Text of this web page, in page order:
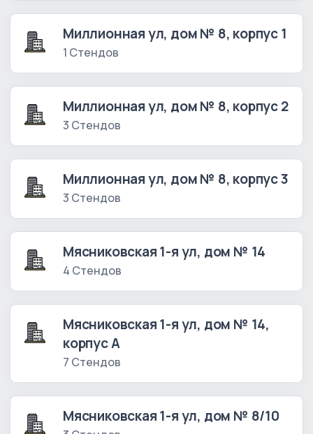
Миллионная ул, дом № 8, корпус 1
1 Стендов
Миллионная ул, дом № 8, корпус 2
3 Стендов
Миллионная ул, дом № 8, корпус 3
3 Стендов
Мясниковская 1-я ул, дом № 14
4 Стендов
Мясниковская 1-я ул, дом № 14,
корпус А
7 Стендов
Мясниковская 1-я ул, дом № 8/10